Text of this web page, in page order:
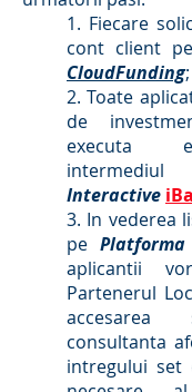
1. Fiecare
cont client pe
CloudFunding;
2. Toate
de
executa
Interactive
3. In vederea
pe Platforma
aplicantii
Partenerul
accesarea
consultanta
intregului set